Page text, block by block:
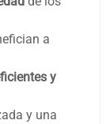
a
y
y una